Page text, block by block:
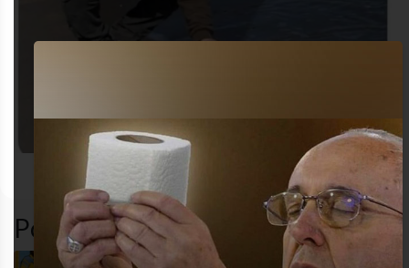
desastre gracioso humor MEME
Popular en LVI